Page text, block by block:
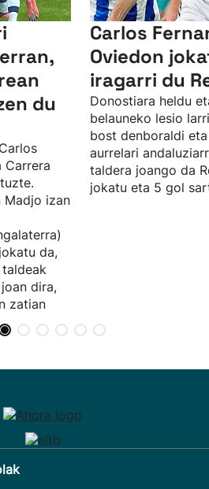
du
Carrera
Madjo izan
da,
dira,
zatian
Carlos
Oviedon
iragarri du
Donostiara heldu
belauneko lesio
bost denboraldi
aurrelari
taldera joango da
jokatu eta 5 gol